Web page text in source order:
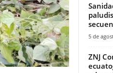
5 de
ZNJ